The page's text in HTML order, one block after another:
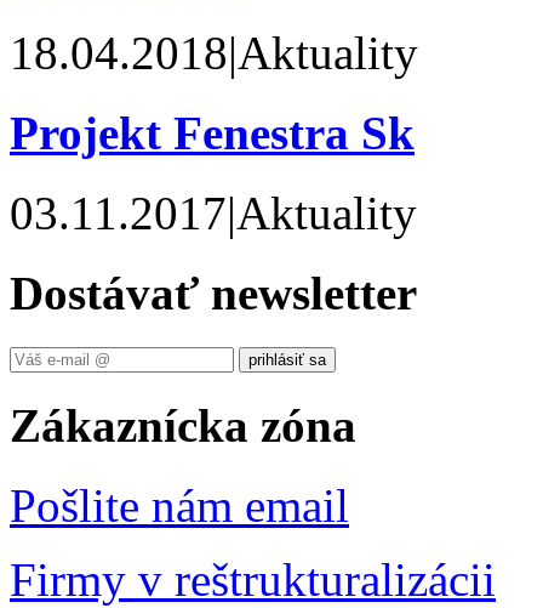
18.04.2018|Aktuality
Projekt Fenestra Sk
03.11.2017|Aktuality
Dostávať newsletter
Zákaznícka zóna
Pošlite nám email
Firmy v reštrukturalizácii